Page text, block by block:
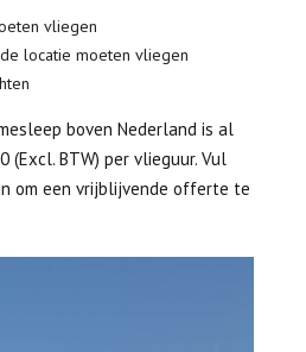
vliegen
locatie moeten vliegen
boven Nederland is al
(Excl. BTW) per vlieguur. Vul
om een vrijblijvende offerte te